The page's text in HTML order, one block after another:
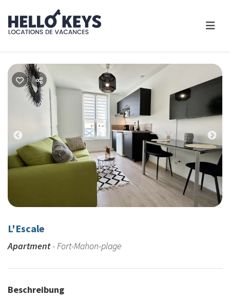
Previous
L'Escale
Apartment- Fort-Mahon-plage
Beschreibung